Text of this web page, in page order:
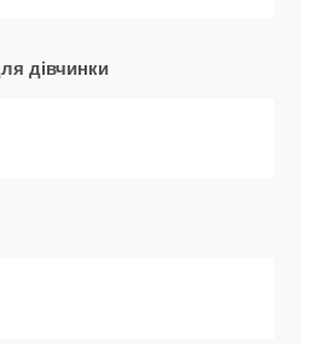
дівчинки